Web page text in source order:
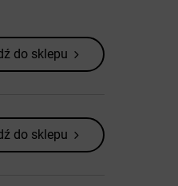
do sklepu
do sklepu